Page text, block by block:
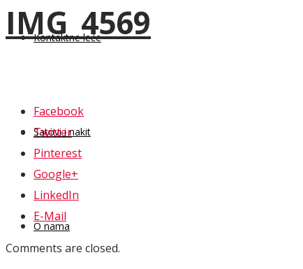
Kontaktne leće
Satovi i nakit
O nama
IMG_4569
Facebook
Twitter
Pinterest
Google+
LinkedIn
E-Mail
Comments are closed.